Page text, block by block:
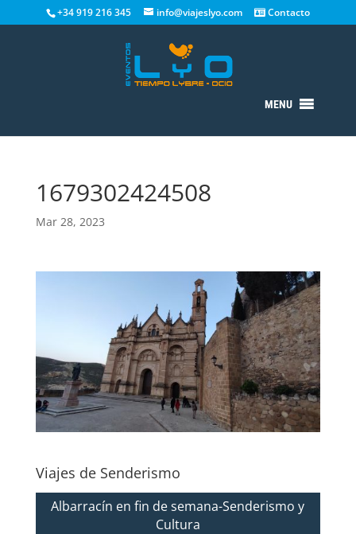
+34 919 216 345 info@viajeslyo.com Contacto
MENU
1679302424508
Mar 28, 2023
Viajes de Senderismo
Albarracín en fin de semana-Senderismo y
Cultura